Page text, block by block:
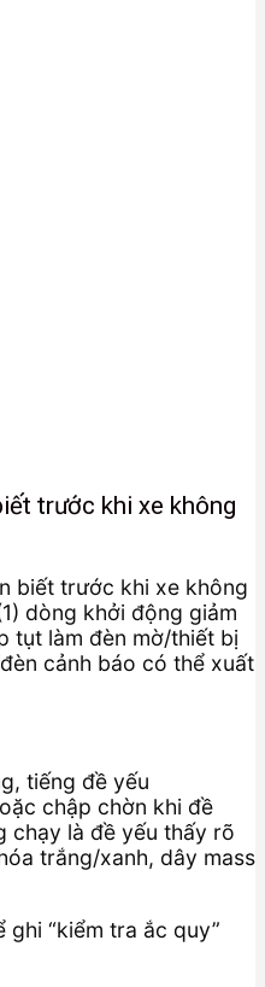
trước khi xe không
biết trước khi xe không
dòng khởi động giảm
tụt làm đèn mờ/thiết bị
cảnh báo có thể xuất
tiếng đề yếu
chập chờn khi đề
chạy là đề yếu thấy rõ
trắng/xanh, dây mass
“kiểm tra ắc quy”